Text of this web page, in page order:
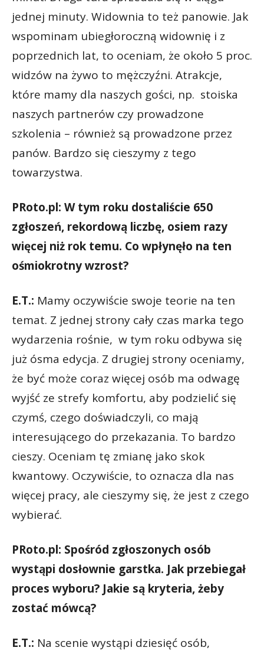
jednej minuty. Widownia to też panowie. Jak
wspominam ubiegłoroczną widownię i z
poprzednich lat, to oceniam, że około 5 proc.
widzów na żywo to mężczyźni. Atrakcje,
które mamy dla naszych gości, np. stoiska
naszych partnerów czy prowadzone
szkolenia – również są prowadzone przez
panów. Bardzo się cieszymy z tego
towarzystwa.
PRoto.pl: W tym roku dostaliście 650
zgłoszeń, rekordową liczbę, osiem razy
więcej niż rok temu. Co wpłynęło na ten
ośmiokrotny wzrost?
E.T.: Mamy oczywiście swoje teorie na ten
temat. Z jednej strony cały czas marka tego
wydarzenia rośnie, w tym roku odbywa się
już ósma edycja. Z drugiej strony oceniamy,
że być może coraz więcej osób ma odwagę
wyjść ze strefy komfortu, aby podzielić się
czymś, czego doświadczyli, co mają
interesującego do przekazania. To bardzo
cieszy. Oceniam tę zmianę jako skok
kwantowy. Oczywiście, to oznacza dla nas
więcej pracy, ale cieszymy się, że jest z czego
wybierać.
PRoto.pl: Spośród zgłoszonych osób
wystąpi dosłownie garstka. Jak przebiegał
proces wyboru? Jakie są kryteria, żeby
zostać mówcą?
E.T.: Na scenie wystąpi dziesięć osób,